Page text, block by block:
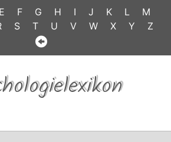
E F G H I J K L
M
S T U V W X Y Z